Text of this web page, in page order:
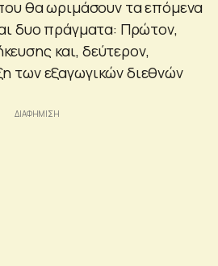
θα ωριμάσουν τα επόμενα
δυο πράγματα: Πρώτον,
και, δεύτερον,
των εξαγωγικών διεθνών